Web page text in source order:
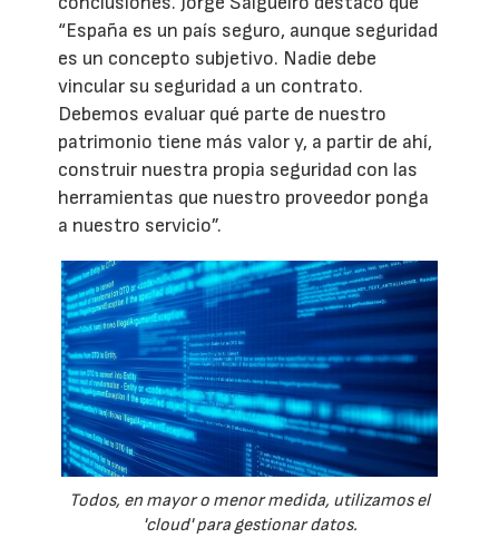
“España es un país seguro, aunque seguridad
es un concepto subjetivo. Nadie debe
vincular su seguridad a un contrato.
Debemos evaluar qué parte de nuestro
patrimonio tiene más valor y, a partir de ahí,
construir nuestra propia seguridad con las
herramientas que nuestro proveedor ponga
a nuestro servicio”.
Todos, en mayor o menor medida, utilizamos el
'cloud' para gestionar datos.